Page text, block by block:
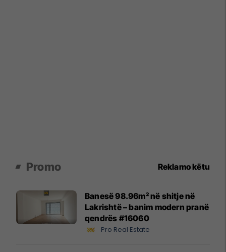
Promo Reklamo këtu
Banesë 98.96m² në shitje në
Lakrishtë – banim modern pranë
qendrës #16060
Pro Real Estate